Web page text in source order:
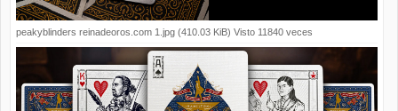
peakyblinders reinadeoros.com 1.jpg (410.03 KiB) Visto 11840 veces